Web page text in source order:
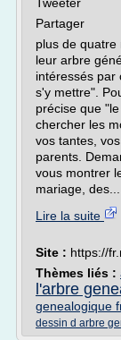
Partager
plus de quatre
leur arbre
intéressés par
s'y mettre".
précise que
chercher les
vos tantes,
parents.
vous montrer
mariage, des...
Lire la suite
Site : https://
Thèmes liés :
l'arbre
genealogique
dessin d arbre